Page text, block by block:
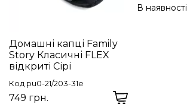
Домашні капці Family
Story Класичні FLEX
відкриті Сірі
Код pu0-21/203-31e
749 грн.
В наявності